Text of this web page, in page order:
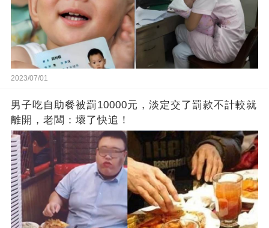
2023/07/01
男子吃自助餐被罰10000元，淡定交了罰款不計較就
離開，老闆：壞了快追！